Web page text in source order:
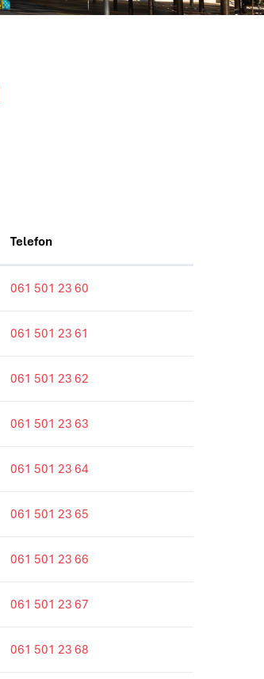
Telefon
061 501 23 60
061 501 23 61
061 501 23 62
061 501 23 63
061 501 23 64
061 501 23 65
061 501 23 66
061 501 23 67
061 501 23 68